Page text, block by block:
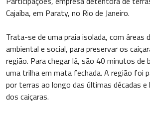
Cajaíba, em Paraty, no Rio de Janeiro.
Trata-se de uma praia isolada, com áreas
ambiental e social, para preservar os
região. Para chegar lá, são 40 minutos de
uma trilha em mata fechada. A região foi
por terras ao longo das últimas décadas e
dos caiçaras.